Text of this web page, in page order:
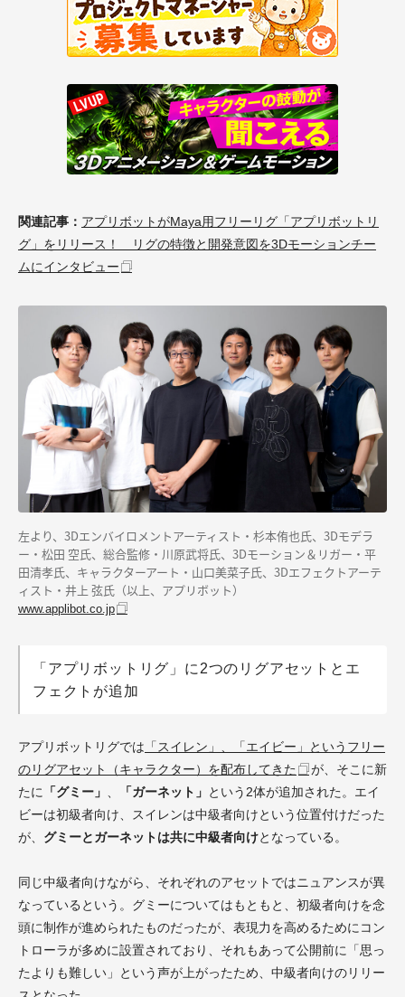
関連記事： アプリボットがMaya用フリーリグ「アプリボットリ
グ」をリリース！ リグの特徴と開発意図を3Dモーションチー
ムにインタビュー
左より、3Dエンバイロメントアーティスト・杉本侑也氏、3Dモデラ
ー・松田 空氏、総合監修・川原武将氏、3Dモーション＆リガー・平
田清孝氏、キャラクターアート・山口美菜子氏、3Dエフェクトアーテ
ィスト・井上 弦氏（以上、アプリボット）
www.applibot.co.jp
「アプリボットリグ」に2つのリグアセットとエ
フェクトが追加
アプリボットリグでは 「スイレン」、「エイビー」というフリー
のリグアセット（キャラクター）を配布してきた
が、そこに新
たに 「グミー」 、 「ガーネット」 という2体が追加された。エイ
ビーは初級者向け、スイレンは中級者向けという位置付けだった
が、 グミーとガーネットは共に中級者向けとなっている。
同じ中級者向けながら、それぞれのアセットではニュアンスが異
なっているという。グミーについてはもともと、初級者向けを念
頭に制作が進められたものだったが、表現力を高めるためにコン
トローラが多めに設置されており、それもあって公開前に「思っ
たよりも難しい」という声が上がったため、中級者向けのリリー